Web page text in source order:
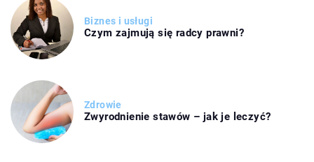
Biznes i usługi
Czym zajmują się radcy prawni?
Zdrowie
Zwyrodnienie stawów – jak je leczyć?